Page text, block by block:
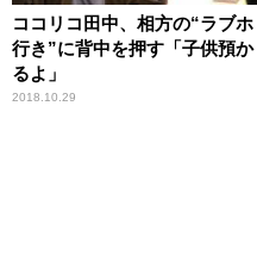
ココリコ田中、相方の“ラブホ
行き”に背中を押す「子供預か
るよ」
2018.10.29